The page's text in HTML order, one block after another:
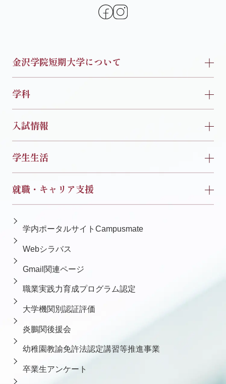
金沢学院短期大学について
学科
入試情報
学生生活
就職・キャリア支援
学内ポータルサイトCampusmate
Webシラバス
Gmail関連ページ
職業実践力育成プログラム認定
大学機関別認証評価
炎鵬関後援会
幼稚園教諭免許法認定講習等推進事業
卒業生アンケート